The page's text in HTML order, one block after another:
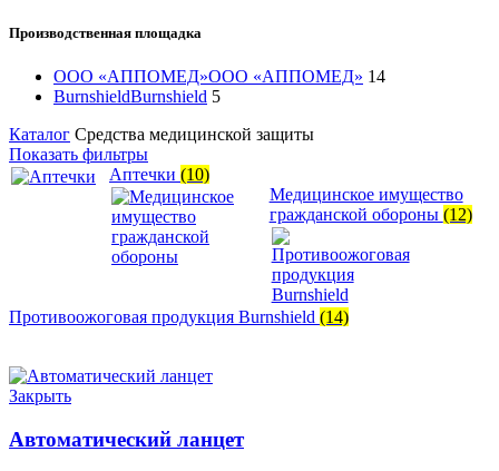
Производственная площадка
ООО «АППОМЕД»ООО «АППОМЕД» 14
BurnshieldBurnshield 5
Каталог Средства медицинской защиты
Показать фильтры
Аптечки (10)
Медицинское имущество
гражданской обороны (12)
Противоожоговая продукция Burnshield (14)
Закрыть
Автоматический ланцет